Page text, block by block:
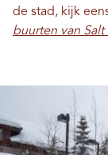
de stad, kijk
buurten van Salt